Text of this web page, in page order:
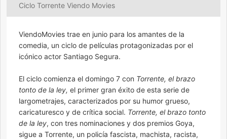
Ciclo Torrente Viendo Movies
ViendoMovies trae en junio para los amantes de la
comedia, un ciclo de películas protagonizadas por el
icónico actor Santiago Segura.
El ciclo comienza el domingo 7 con Torrente, el brazo
tonto de la ley, el primer gran éxito de esta serie de
largometrajes, caracterizados por su humor grueso,
caricaturesco y de crítica social. Torrente, el brazo tonto
de la ley, con tres nominaciones y dos premios Goya,
sigue a Torrente, un policía fascista, machista, racista,